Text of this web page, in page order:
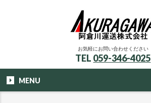
お気軽にお問い合わせください
TEL 059-346-4025
MENU